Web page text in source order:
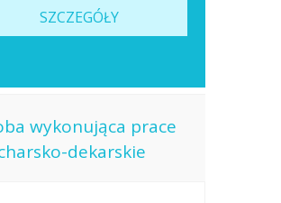
SZCZEGÓŁY
wykonująca prace
dekarskie